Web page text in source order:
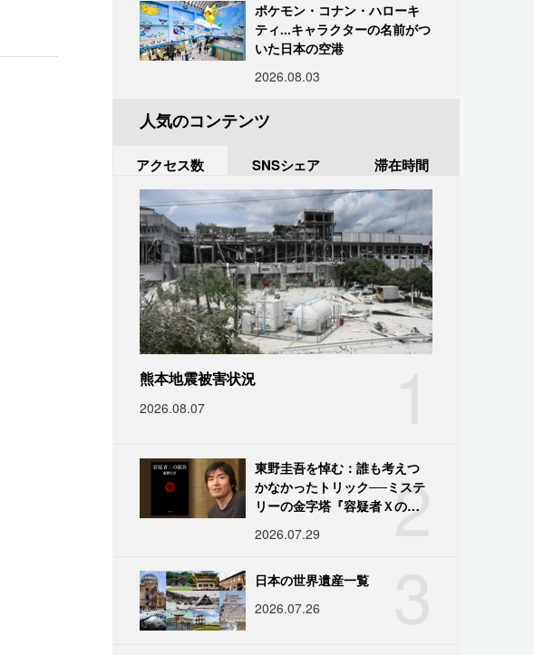
ポケモン・コナン・ハローキ
ティ...キャラクターの名前がつ
いた日本の空港
2026.08.03
人気のコンテンツ
アクセス数 SNSシェア 滞在時間
熊本地震被害状況
2026.08.07
2
東野圭吾を悼む：誰も考えつ
かなかったトリック──ミステ
リーの金字塔『容疑者Ｘの献
2026.07.29
日本の世界遺産一覧
2026.07.26